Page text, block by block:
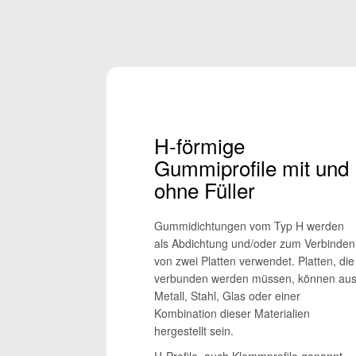
H-förmige
Gummiprofile mit und
ohne Füller
Gummidichtungen vom Typ H werden
als Abdichtung und/oder zum Verbinden
von zwei Platten verwendet. Platten, die
verbunden werden müssen, können
Metall, Stahl, Glas oder einer
Kombination dieser Materialien
hergestellt sein.